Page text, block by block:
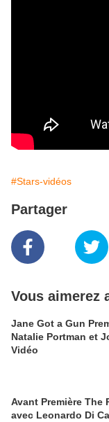
#Stars-vidéos
Partager
Vous aimerez
Jane Got a Gun
Natalie Portman et
Vidéo
Avant Première The
avec Leonardo Di